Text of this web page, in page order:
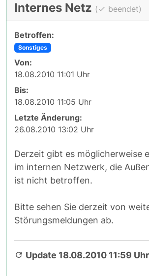
Internes Netz ( beendet)
Betroffen:
Sonstiges
Von:
18.08.2010 11:01 Uhr
Bis:
18.08.2010 11:05 Uhr
Letzte Änderung:
26.08.2010 13:02 Uhr
Derzeit gibt es möglicherweise
im internen Netzwerk, die
ist nicht betroffen.
Bitte sehen Sie derzeit von
Störungsmeldungen ab.
Update 18.08.2010 11:59 Uhr